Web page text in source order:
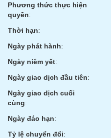
Phương thức thực hiện
quyền:
Thời hạn:
Ngày phát hành:
Ngày niêm yết:
Ngày giao dịch đầu tiên:
Ngày giao dịch cuối
cùng:
Ngày đáo hạn:
Tỷ lệ chuyển đổi:
Công
đầu
tư
Truyền
thông